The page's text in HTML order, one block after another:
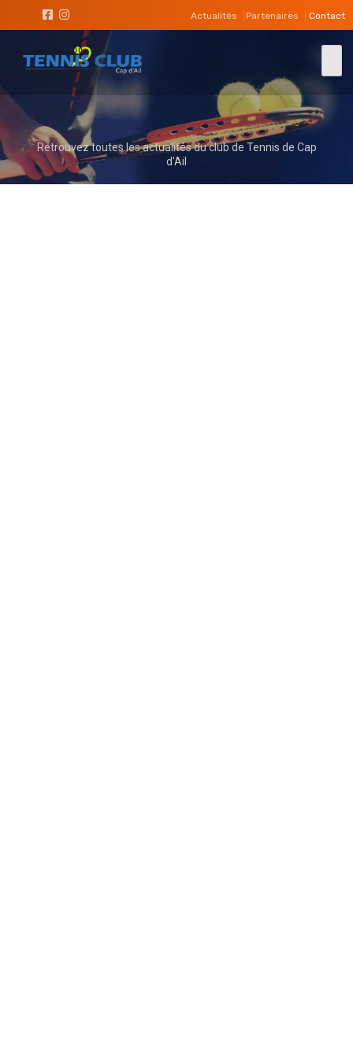
Actualités Partenaires Contact
Retrouvez toutes les actualités du club de Tennis de Cap
d'Ail